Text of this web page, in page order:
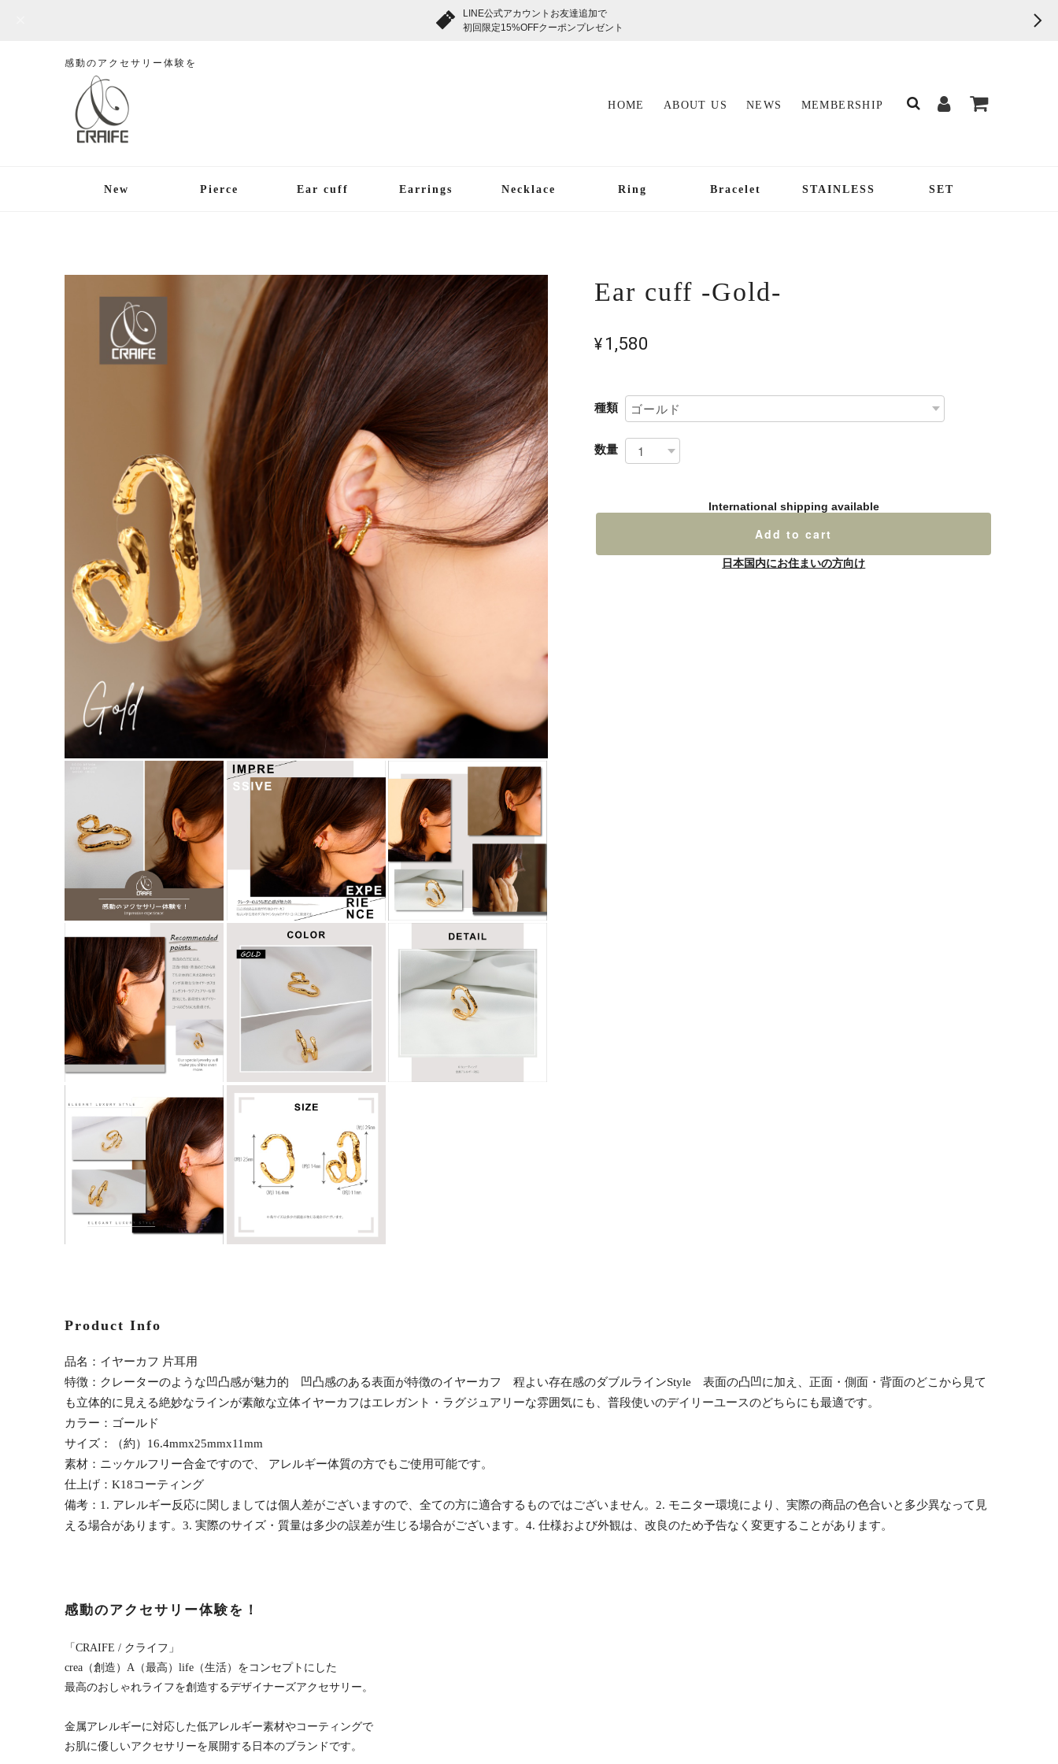
LINE公式アカウントお友達追加で
初回限定15%OFFクーポンプレゼント
感動のアクセサリー体験を
HOME ABOUT US NEWS MEMBERSHIP
New Pierce Ear cuff Earrings Necklace Ring Bracelet STAINLESS SET
Ear cuff -Gold-
¥1,580
種類
数量
International shipping available
Add to cart
日本国内にお住まいの方向け
Product Info
品名：イヤーカフ 片耳用
特徴：クレーターのような凹凸感が魅力的 凹凸感のある表面が特徴のイヤーカフ 程よい存在感のダブルラインStyle 表面の凸凹に加え、正面・側面・背面のどこから見て
も立体的に見える絶妙なラインが素敵な立体イヤーカフはエレガント・ラグジュアリーな雰囲気にも、普段使いのデイリーユースのどちらにも最適です。
カラー：ゴールド
サイズ：（約）16.4mmx25mmx11mm
素材：ニッケルフリー合金ですので、 アレルギー体質の方でもご使用可能です。
仕上げ：K18コーティング
備考：1. アレルギー反応に関しましては個人差がございますので、全ての方に適合するものではございません。2. モニター環境により、実際の商品の色合いと多少異なって見
える場合があります。3. 実際のサイズ・質量は多少の誤差が生じる場合がございます。4. 仕様および外観は、改良のため予告なく変更することがあります。
感動のアクセサリー体験を！
「CRAIFE / クライフ」
crea（創造）A（最高）life（生活）をコンセプトにした
最高のおしゃれライフを創造するデザイナーズアクセサリー。
金属アレルギーに対応した低アレルギー素材やコーティングで
お肌に優しいアクセサリーを展開する日本のブランドです。